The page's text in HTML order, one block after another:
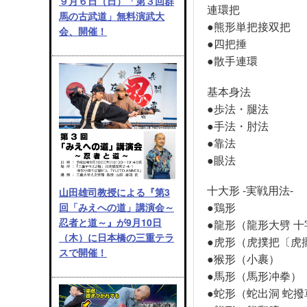
馬の古武道」無料演武大
会、開催！
山田雄司教授による『第3
回「みえへの道」講演会～
忍者と道～』が9月10日
（木）に日本橋の三重テラ
スで開催！
連環把
●熊形単把接双把
●四把捶
●散手連環
基本身法
●歩法・腿法
●手法・肘法
●靠法
●眼法
十大形 -実戦用法-
●鶏形
●龍形（龍形大劈 十
●虎形（虎撲把〔虎
●猴形（小裹）
●馬形（馬形冲拳）
●蛇形（蛇出洞 蛇撥